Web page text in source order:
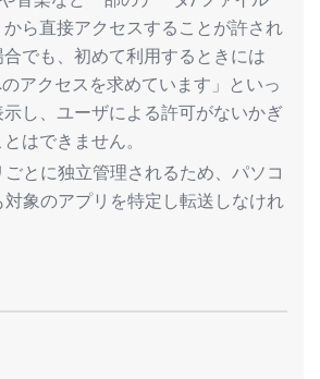
ら直接アクセスすることが許され
でも、初めて利用するときには
アクセスを求めています」といっ
し、ユーザによる許可がないかぎ
はできません。
とに独立管理されるため、パソコ
対象のアプリを特定し転送しなけれ